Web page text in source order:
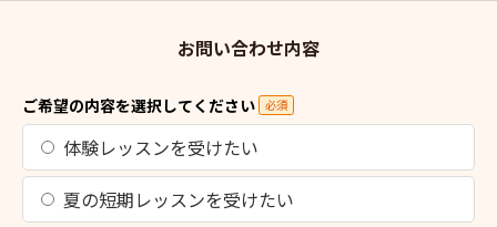
お問い合わせ内容
ご希望の内容を選択してください 必須
体験レッスンを受けたい
夏の短期レッスンを受けたい